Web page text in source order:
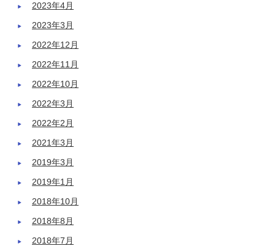
2023年4月
2023年3月
2022年12月
2022年11月
2022年10月
2022年3月
2022年2月
2021年3月
2019年3月
2019年1月
2018年10月
2018年8月
2018年7月